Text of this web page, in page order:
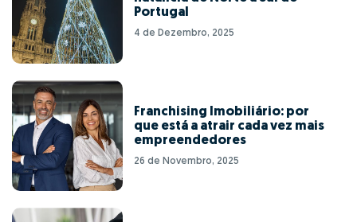
Portugal
4 de Dezembro, 2025
Franchising Imobiliário: por
que está a atrair cada vez mais
empreendedores
26 de Novembro, 2025